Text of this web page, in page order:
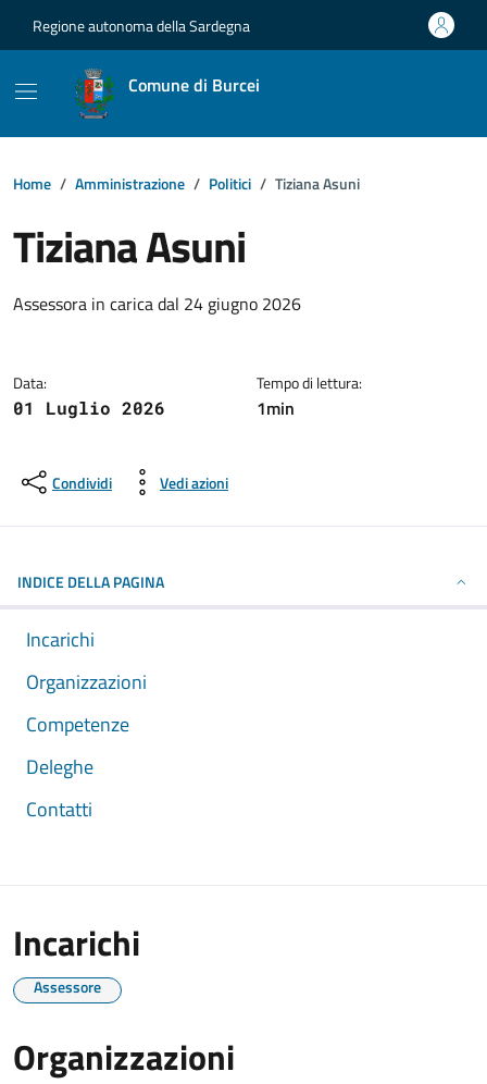
Regione autonoma della Sardegna
Comune di Burcei
Home Amministrazione Politici Tiziana Asuni
Tiziana Asuni
Dettagli della notizia
Assessora in carica dal 24 giugno 2026
Data:
01 Luglio 2026
Tempo di lettura:
1min
Condividi Vedi azioni
INDICE DELLA PAGINA
Incarichi
Organizzazioni
Competenze
Deleghe
Contatti
Incarichi
Assessore
Organizzazioni